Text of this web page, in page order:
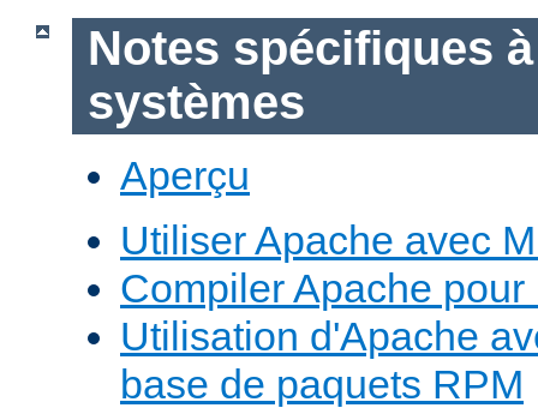
Notes spécifiques
systèmes
Aperçu
Utiliser Apache avec
Compiler Apache
Utilisation d'Apache
base de paquets RPM